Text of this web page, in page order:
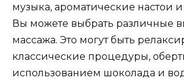
музыка, ароматические настои
Вы можете выбрать различные
массажа. Это могут быть
классические процедуры,
использованием шоколада и